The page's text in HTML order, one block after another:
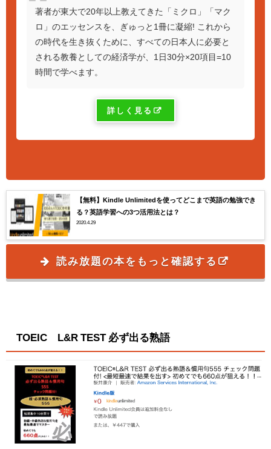
著者が東大で20年以上教えてきた「ミクロ」「マク
ロ」のエッセンスを、ぎゅっと1冊に凝縮! これから
の時代を生き抜くために、すべての日本人に必要と
される教養としての経済学が、1日30分×20項目=10
時間で学べます。
詳しく見る
【無料】Kindle Unlimitedを使ってどこまで英語の勉強でき
る？英語学習への3つ活用法とは？
2020.4.29
読み放題の本をもっと確認する
TOEIC®L&R TEST 必ず出る熟語